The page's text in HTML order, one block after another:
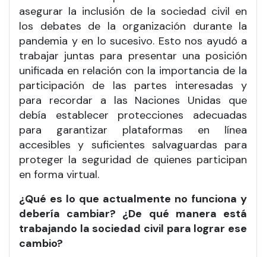
asegurar la inclusión de la sociedad civil en
los debates de la organización durante la
pandemia y en lo sucesivo. Esto nos ayudó a
trabajar juntas para presentar una posición
unificada en relación con la importancia de la
participación de las partes interesadas y
para recordar a las Naciones Unidas que
debía establecer protecciones adecuadas
para garantizar plataformas en línea
accesibles y suficientes salvaguardas para
proteger la seguridad de quienes participan
en forma virtual.
¿Qué es lo que actualmente no funciona y
debería cambiar? ¿De qué manera está
trabajando la sociedad civil para lograr ese
cambio?